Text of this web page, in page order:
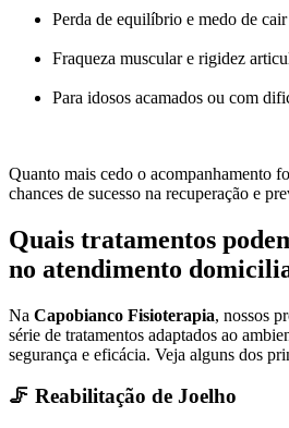
Perda de equilíbrio e medo de cair
Fraqueza muscular e rigidez
Para idosos acamados ou com
Quanto mais cedo o acompanhamento
chances de sucesso na recuperação e
Quais tratamentos
no atendimento
Na Capobianco Fisioterapia, nossos
série de tratamentos adaptados ao
segurança e eficácia. Veja alguns dos
🦵 Reabilitação de Joelho